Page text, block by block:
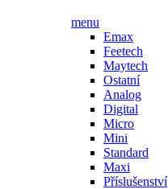
menu
Emax
Feetech
Maytech
Ostatní
Analog
Digital
Micro
Mini
Standard
Maxi
Příslušenství